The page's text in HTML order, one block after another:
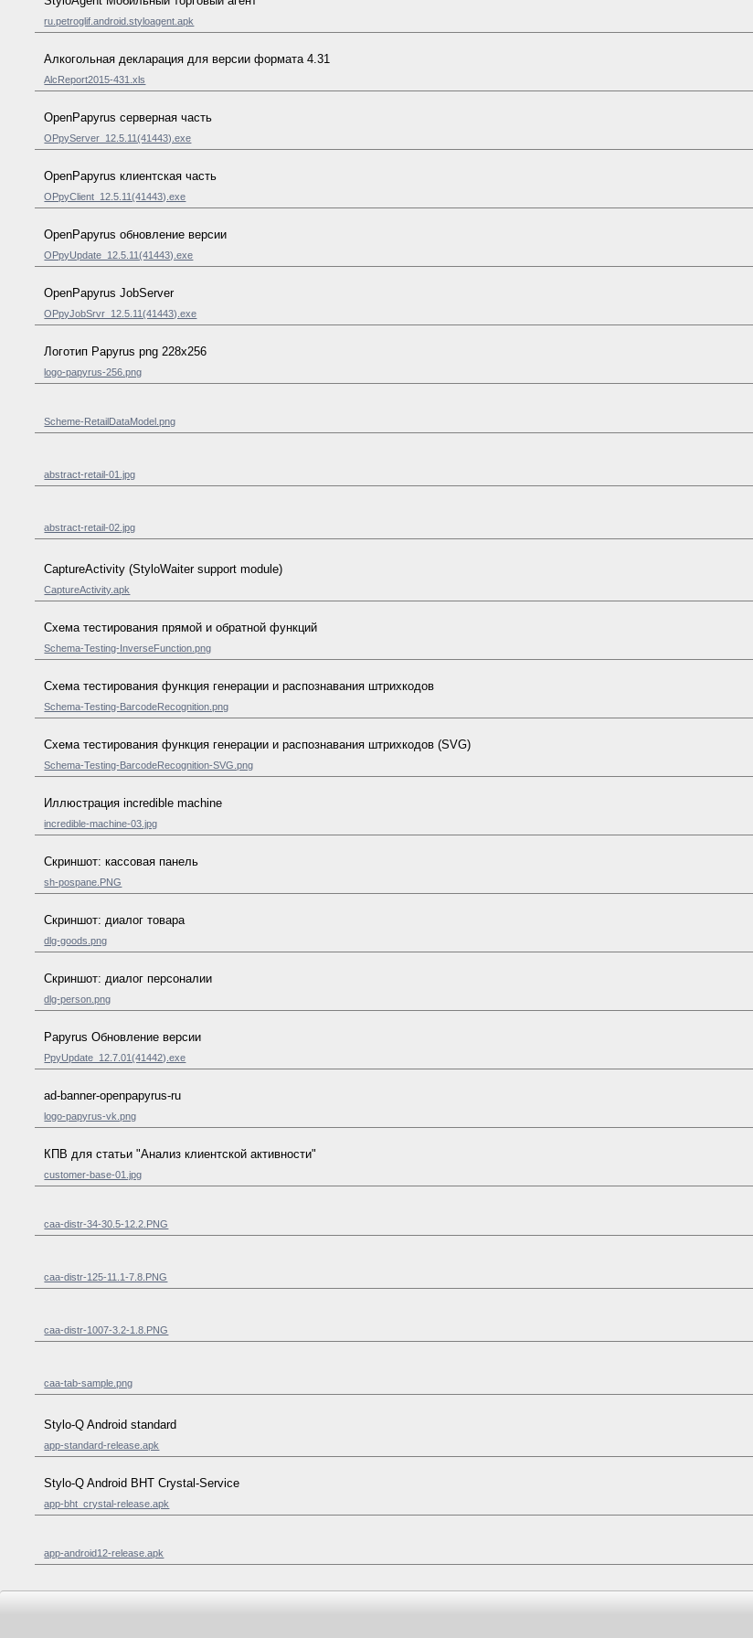
ru.petroglif.android.styloagent.apk
Алкогольная декларация для версии формата 4.31
AlcReport2015-431.xls
OpenPapyrus серверная часть
OPpyServer_12.5.11(41443).exe
OpenPapyrus клиентская часть
OPpyClient_12.5.11(41443).exe
OpenPapyrus обновление версии
OPpyUpdate_12.5.11(41443).exe
OpenPapyrus JobServer
OPpyJobSrvr_12.5.11(41443).exe
Логотип Papyrus png 228x256
logo-papyrus-256.png
Scheme-RetailDataModel.png
abstract-retail-01.jpg
abstract-retail-02.jpg
CaptureActivity (StyloWaiter support module)
CaptureActivity.apk
Схема тестирования прямой и обратной функций
Schema-Testing-InverseFunction.png
Схема тестирования функция генерации и распознавания штрихкодов
Schema-Testing-BarcodeRecognition.png
Схема тестирования функция генерации и распознавания штрихкодов (SVG)
Schema-Testing-BarcodeRecognition-SVG.png
Иллюстрация incredible machine
incredible-machine-03.jpg
Скриншот: кассовая панель
sh-pospane.PNG
Скриншот: диалог товара
dlg-goods.png
Скриншот: диалог персоналии
dlg-person.png
Papyrus Обновление версии
PpyUpdate_12.7.01(41442).exe
ad-banner-openpapyrus-ru
logo-papyrus-vk.png
КПВ для статьи "Анализ клиентской активности"
customer-base-01.jpg
caa-distr-34-30.5-12.2.PNG
caa-distr-125-11.1-7.8.PNG
caa-distr-1007-3.2-1.8.PNG
caa-tab-sample.png
Stylo-Q Android standard
app-standard-release.apk
Stylo-Q Android BHT Crystal-Service
app-bht_crystal-release.apk
app-android12-release.apk